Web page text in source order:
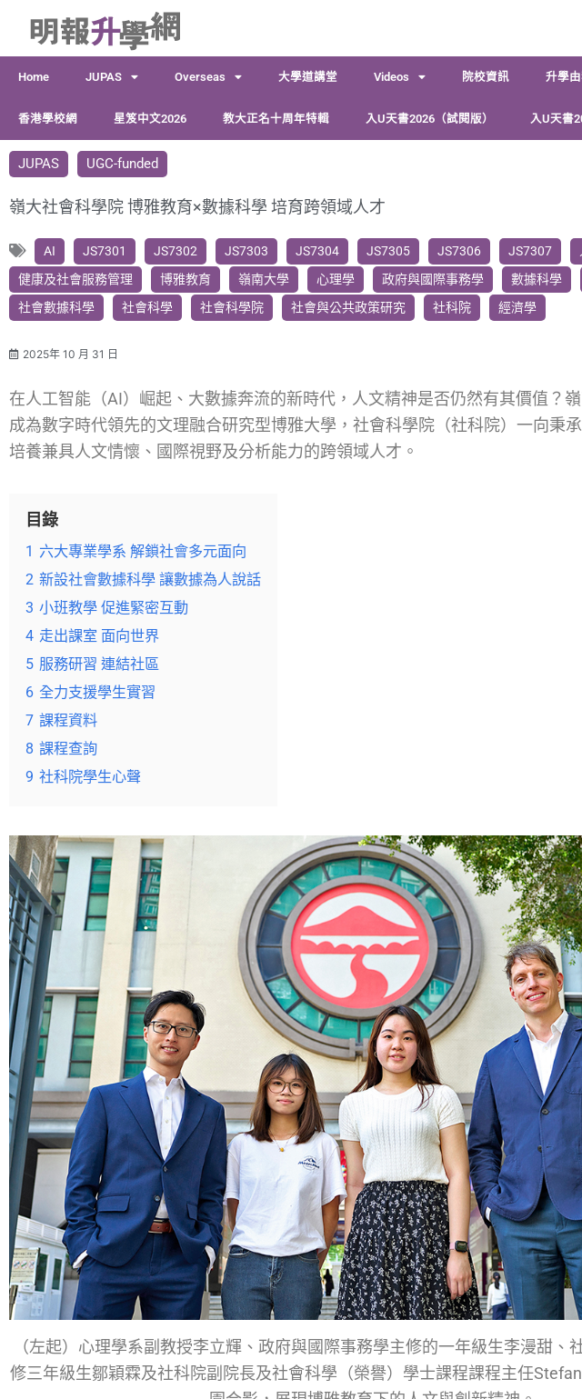
容
Home JUPAS Overseas 大學道講堂 Videos 院校資訊 升學
香港學校網 星笈中文2026 教大正名十周年特輯 入U天書2026（試閱版） 入U天書
JUPAS UGC-funded
嶺大社會科學院 博雅教育×數據科學 培育跨領域人才
AI JS7301 JS7302 JS7303 JS7304 JS7305 JS7306 JS7307
健康及社會服務管理
博雅教育 嶺南大學 心理學 政府與國際事務學 數據科學
社會數據科學
社會科學 社會科學院 社會與公共政策研究 社科院 經濟學
2025年 10 月 31 日
在人工智能（AI）崛起、大數據奔流的新時代，人文精神是否仍然有其價值？
成為數字時代領先的文理融合研究型博雅大學，社會科學院（社科院）一向秉
培養兼具人文情懷、國際視野及分析能力的跨領域人才。
目錄
1 六大專業學系 解鎖社會多元面向
2 新設社會數據科學 讓數據為人說話
3 小班教學 促進緊密互動
4 走出課室 面向世界
5 服務研習 連結社區
6 全力支援學生實習
7 課程資料
8 課程查詢
9 社科院學生心聲
（左起）心理學系副教授李立輝、政府與國際事務學主修的一年級生李漫甜、
修三年級生鄒穎霖及社科院副院長及社會科學（榮譽）學士課程課程主任